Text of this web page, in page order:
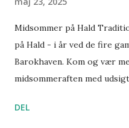
Midsommer på Hald
på Hald - i år ved de fire
Barokhaven. Kom og vær
midsommeraften med
ikke nødvendig. Søndag d.
DEL